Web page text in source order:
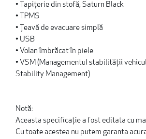
• Tapițerie din stofă, Saturn Black
• TPMS
• Țeavă de evacuare simplă
• USB
• Volan îmbrăcat în piele
• VSM (Managementul stabilității
Stability Management)
Notă:
Aceasta specificație a fost editata cu
Cu toate acestea nu putem garanta